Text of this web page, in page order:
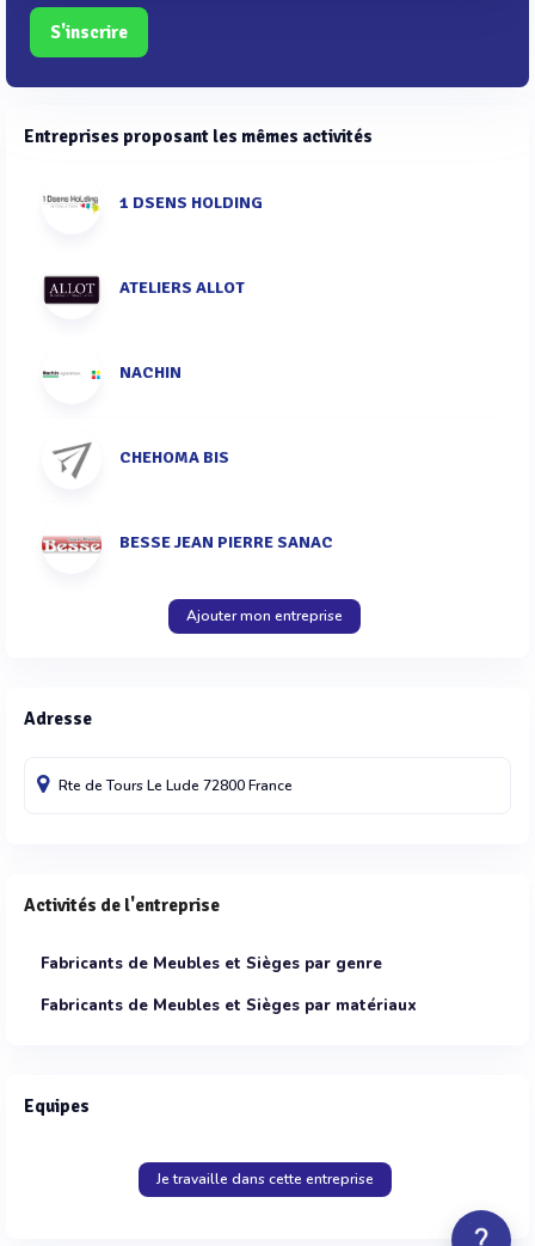
S'inscrire
Entreprises proposant les mêmes activités
1 DSENS HOLDING
ATELIERS ALLOT
NACHIN
CHEHOMA BIS
BESSE JEAN PIERRE SANAC
Ajouter mon entreprise
Adresse
Rte de ToursLe Lude 72800France
Activités de l'entreprise
Fabricants de Meubles et Sièges par genre
Fabricants de Meubles et Sièges par matériaux
Equipes
Je travaille dans cette entreprise